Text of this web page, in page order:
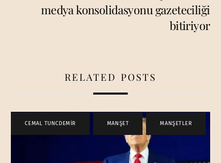
medya konsolidasyonu gazeteciliği
bitiriyor
RELATED POSTS
CEMAL TUNCDEMİR MANŞET , MANŞETLER